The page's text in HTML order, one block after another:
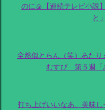
のに🍙【連続テレビ小説
と
全然似とらん（笑）あた
むすび 第５週「
打ち上げいいなあ、美味